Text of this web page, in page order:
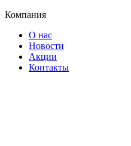
Компания
О нас
Новости
Акции
Контакты